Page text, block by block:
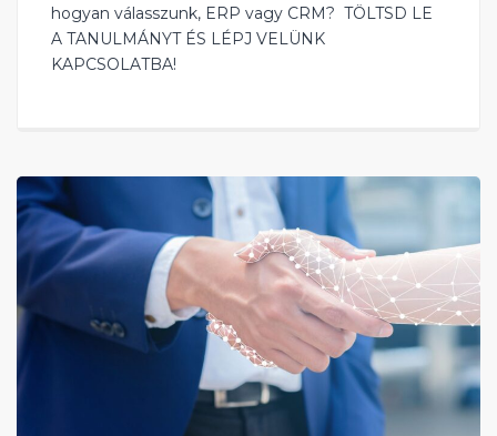
hogyan válasszunk, ERP vagy CRM? ‍ TÖLTSD LE
A TANULMÁNYT ÉS LÉPJ VELÜNK
KAPCSOLATBA!